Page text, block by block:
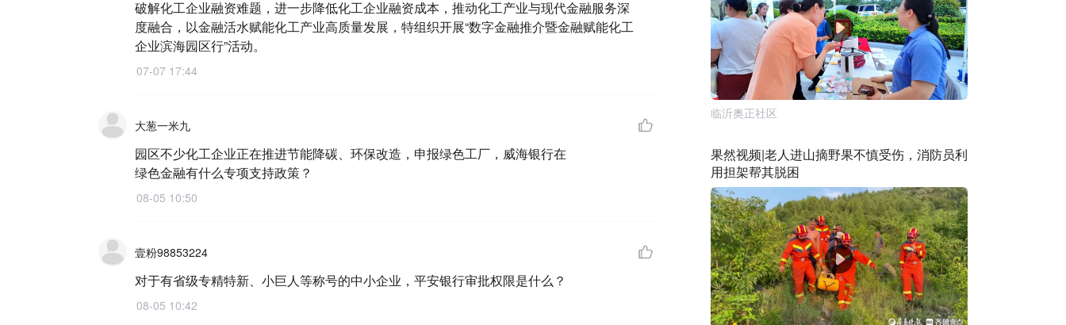
临沂奥正社区
果然视频|老人进山摘野果不慎受伤，消防员利
用担架帮其脱困
破解化工企业融资难题，进一步降低化工企业融资成本，推动化工产业与现代金融服务深
度融合，以金融活水赋能化工产业高质量发展，特组织开展“数字金融推介暨金融赋能化工
企业滨海园区行”活动。
07-07 17:44
大葱一米九
园区不少化工企业正在推进节能降碳、环保改造，申报绿色工厂，威海银行在
绿色金融有什么专项支持政策？
08-05 10:50
壹粉98853224
对于有省级专精特新、小巨人等称号的中小企业，平安银行审批权限是什么？
08-05 10:42